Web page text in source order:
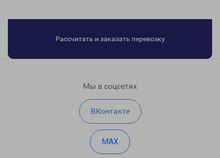
Рассчитать и заказать перевозку
Мы в соцсетях
ВКонтакте
MAX